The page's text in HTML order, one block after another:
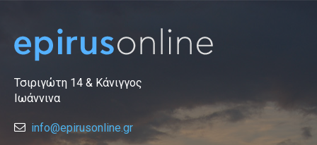
Τσιριγώτη 14 & Κάνιγγος
Ιωάννινα
info@epirusonline.gr